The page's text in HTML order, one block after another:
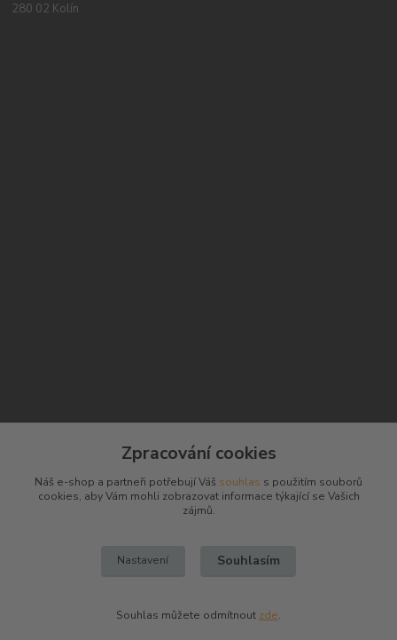
280 02 Kolín
zbranenaboje@seznam.cz
Zpracování cookies
Náš e-shop a partneři potřebují Váš souhlas s použitím souborů
cookies, aby Vám mohli zobrazovat informace týkající se Vašich
zájmů.
Nastavení Souhlasím
Souhlas můžete odmítnout zde.